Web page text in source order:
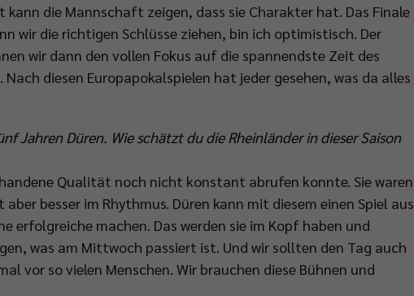
die Mannschaft zeigen, dass sie Charakter hat. Das Finale
wir die richtigen Schlüsse ziehen, bin ich optimistisch. Der
wir dann den vollen Fokus auf die spannendste Zeit des
diesen Europapokalspielen hat jeder gesehen, was da alles
Jahren Düren. Wie schätzt du die Rheinländer in dieser Saison
Qualität noch nicht konstant abrufen konnte. Sie waren
besser im Rhythmus. Düren kann mit diesem einen Spiel aus
erfolgreiche machen. Das werden sie im Kopf haben und
was am Mittwoch passiert ist. Und wir sollten den Tag auch
vor so vielen Menschen. Wir brauchen diese Bühnen und